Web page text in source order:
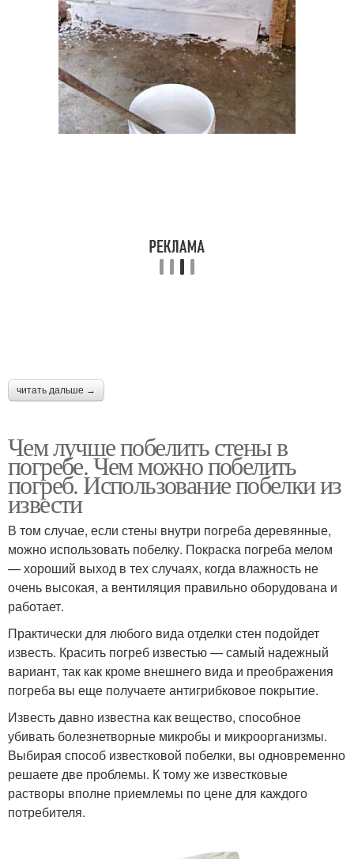
читать дальше →
Чем лучше побелить стены в
погребе. Чем можно побелить
погреб. Использование побелки из
извести
В том случае, если стены внутри погреба деревянные,
можно использовать побелку. Покраска погреба мелом
— хороший выход в тех случаях, когда влажность не
очень высокая, а вентиляция правильно оборудована и
работает.
Практически для любого вида отделки стен подойдет
известь. Красить погреб известью — самый надежный
вариант, так как кроме внешнего вида и преображения
погреба вы еще получаете антигрибковое покрытие.
Известь давно известна как вещество, способное
убивать болезнетворные микробы и микроорганизмы.
Выбирая способ известковой побелки, вы одновременно
решаете две проблемы. К тому же известковые
растворы вполне приемлемы по цене для каждого
потребителя.